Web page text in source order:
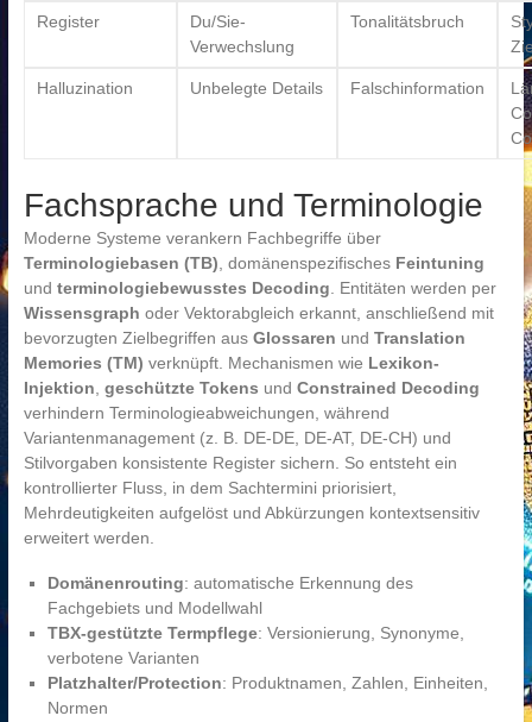
Register
Du/Sie-
Verwechslung
Tonalitätsbruch
Halluzination Unbelegte Details Falschinformation
Fachsprache und Terminologie
Moderne Systeme verankern Fachbegriffe über
Terminologiebasen (TB) , domänenspezifisches Feintuning
und terminologie­bewusstes Decoding . Entitäten werden per
Wissensgraph oder Vektorabgleich erkannt, anschließend mit
bevorzugten Zielbegriffen aus Glossaren und Translation
Memories (TM) verknüpft. Mechanismen wie Lexikon-
Injektion geschützte Tokens und Constrained Decoding
verhindern Terminologieabweichungen, während
Variantenmanagement (z. B. DE-DE, DE-AT, DE-CH) und
Stilvorgaben konsistente Register sichern. So entsteht ein
kontrollierter Fluss, in dem Sachtermini priorisiert,
Mehrdeutigkeiten aufgelöst und Abkürzungen kontextsensitiv
erweitert werden.
Domänenrouting: automatische Erkennung des
Fachgebiets und Modellwahl
TBX-gestützte Termpflege: Versionierung, Synonyme,
verbotene Varianten
Platzhalter/Protection: Produktnamen, Zahlen, Einheiten,
Normen